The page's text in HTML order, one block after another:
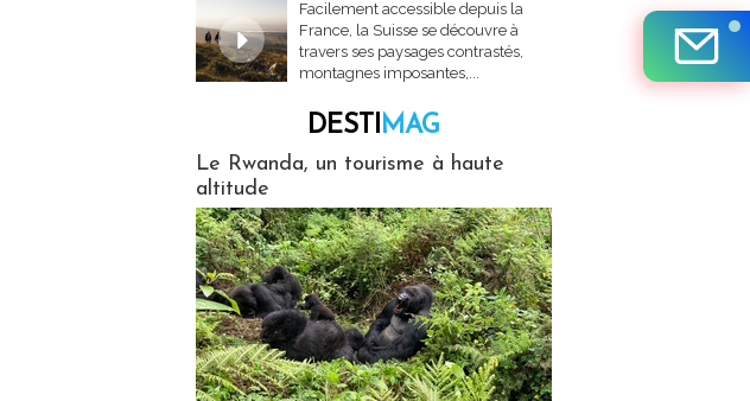
Facilement accessible depuis la
France, la Suisse se découvre à
travers ses paysages contrastés,
montagnes imposantes,...
DESTIMAG
Le Rwanda, un tourisme à haute
altitude